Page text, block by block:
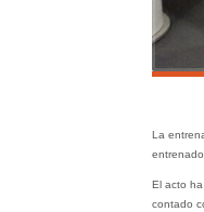
La
El acto
contado